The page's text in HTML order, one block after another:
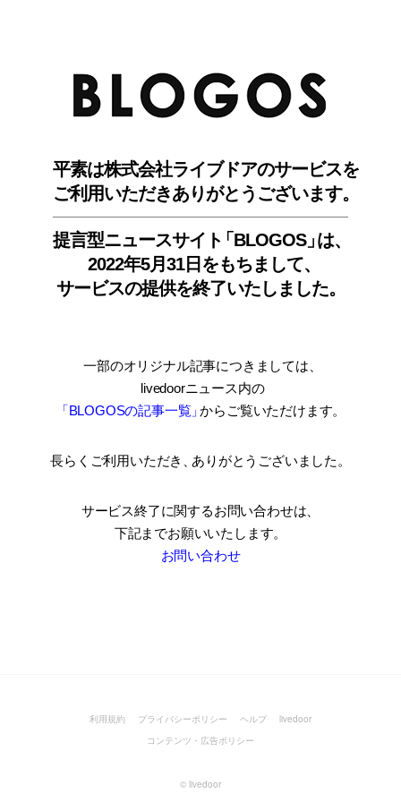
平素は株式会社ライブドアのサービスを
ご利用いただきありがとうございます。
提言型ニュースサイ ト「BLOGOS」は、
2022年5月31日をもちまして、
サービスの提供を終了いたしました。
一部のオリジナル記事につきましては
livedoorニュース内の
「BLOGOSの記事一覧」からご覧いただけます。
長らくご利用いただき ありがとうございました。
サービス終了に関するお問い合わせは、
下記までお願いいたします。
お問い合わせ
利用規約 プライバシーポリシー ヘルプ
livedoor
コンテンツ・広告ポリシー
© livedoor